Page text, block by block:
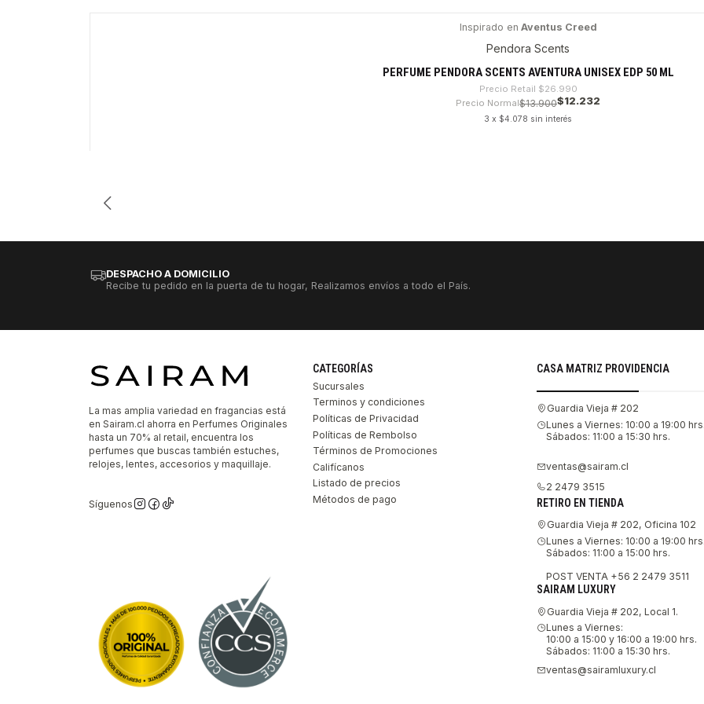
Inspirado en Aventus Creed
Pendora Scents
PERFUME PENDORA SCENTS AVENTURA UNISEX EDP 50 ML
Precio Retail $26.990
Precio Normal$13.900$12.232
3 x $4.078 sin interés
DESPACHO A DOMICILIO
Recibe tu pedido en la puerta de tu hogar, Realizamos envíos a todo el País.
La mas amplia variedad en fragancias está
en Sairam.cl ahorra en Perfumes Originales
hasta un 70% al retail, encuentra los
perfumes que buscas también estuches,
relojes, lentes, accesorios y maquillaje.
Síguenos
CATEGORÍAS
Sucursales
Terminos y condiciones
Políticas de Privacidad
Políticas de Rembolso
Términos de Promociones
Califícanos
Listado de precios
Métodos de pago
CASA MATRIZ PROVIDENCIA
Guardia Vieja # 202
Lunes a Viernes: 10:00 a 19:00 hrs.
Sábados: 11:00 a 15:30 hrs.
ventas@sairam.cl
2 2479 3515
RETIRO EN TIENDA
Guardia Vieja # 202, Oficina 102
Lunes a Viernes: 10:00 a 19:00 hrs.
Sábados: 11:00 a 15:00 hrs.
POST VENTA +56 2 2479 3511
SAIRAM LUXURY
Guardia Vieja # 202, Local 1.
Lunes a Viernes:
10:00 a 15:00 y 16:00 a 19:00 hrs.
Sábados: 11:00 a 15:30 hrs.
ventas@sairamluxury.cl